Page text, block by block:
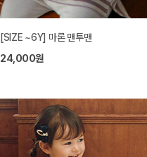
[SIZE ~6Y] 마론 맨투맨
24,000원